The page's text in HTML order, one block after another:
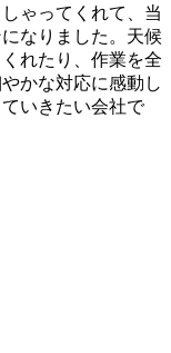
ゃってくれて、当
なりました。天候
れたり、作業を全
かな対応に感動し
いきたい会社で